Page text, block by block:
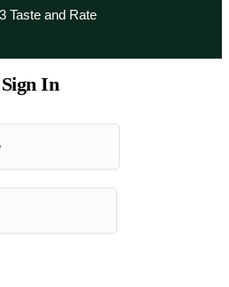
Taste and Rate
Sign In